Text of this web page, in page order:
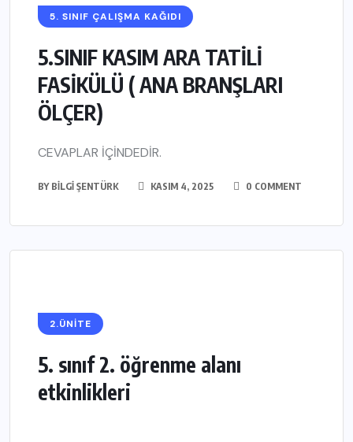
5. SINIF ÇALIŞMA KAĞIDI
5.SINIF KASIM ARA TATİLİ
FASİKÜLÜ ( ANA BRANŞLARI
ÖLÇER)
CEVAPLAR İÇİNDEDİR.
BY BILGI ŞENTÜRK KASIM 4, 2025 0 COMMENT
2.ÜNİTE
5. sınıf 2. öğrenme alanı
etkinlikleri